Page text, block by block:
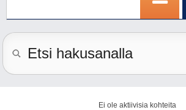
Ei ole aktiivisia kohteita